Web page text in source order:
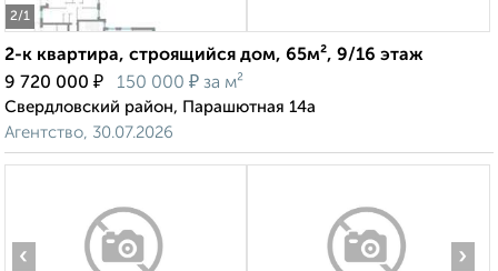
2/1
2-к квартира, строящийся дом, 65м², 9/16 этаж
9 720 000 ₽ 150 000 ₽ за м²
Свердловский район, Парашютная 14а
Агентство, 30.07.2026
‹ ›